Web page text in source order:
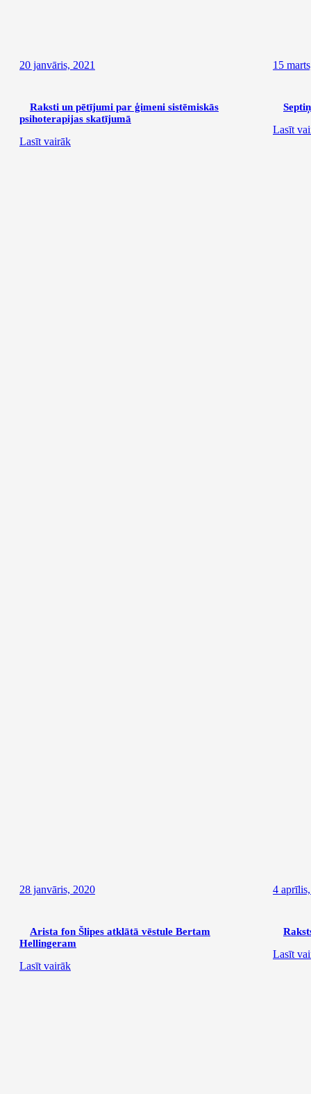
20 janvāris, 2021
Raksti un pētījumi par ģimeni sistēmiskās
psihoterapijas skatījumā
Lasīt vairāk
15
Lasīt
28 janvāris, 2020
Arista fon Šlipes atklātā vēstule Bertam
Hellingeram
Lasīt vairāk
4
Lasīt